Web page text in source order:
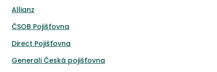
Allianz
ČSOB Pojišťovna
Direct Pojišťovna
Generali Česká pojišťovna